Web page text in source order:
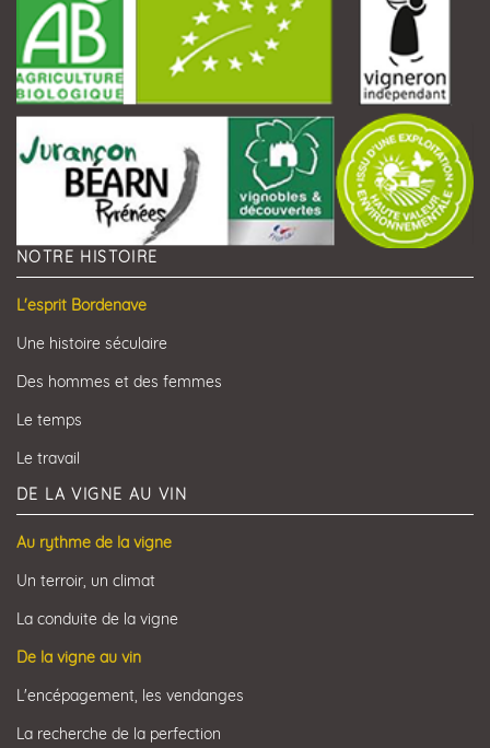
NOTRE HISTOIRE
L'esprit Bordenave
Une histoire séculaire
Des hommes et des femmes
Le temps
Le travail
DE LA VIGNE AU VIN
Au rythme de la vigne
Un terroir, un climat
La conduite de la vigne
De la vigne au vin
L'encépagement, les vendanges
La recherche de la perfection